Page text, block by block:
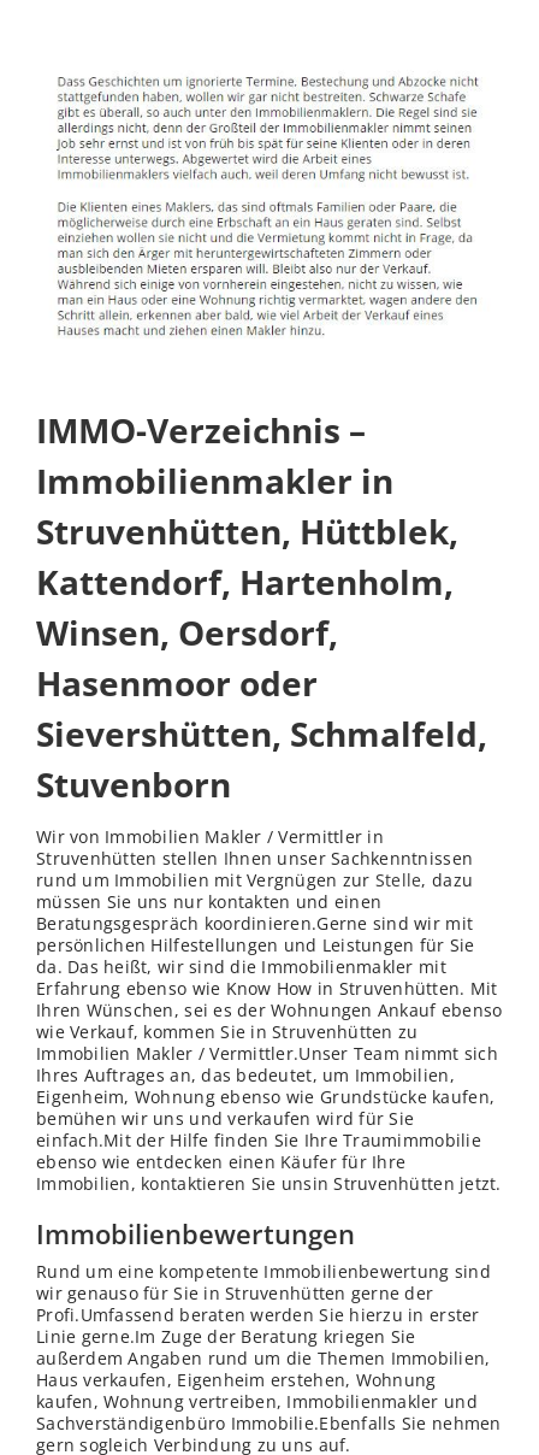
IMMO-Verzeichnis –
Immobilienmakler in
Struvenhütten, Hüttblek,
Kattendorf, Hartenholm,
Winsen, Oersdorf,
Hasenmoor oder
Sievershütten, Schmalfeld,
Stuvenborn
Wir von Immobilien Makler / Vermittler in
Struvenhütten stellen Ihnen unser Sachkenntnissen
rund um Immobilien mit Vergnügen zur Stelle, dazu
müssen Sie uns nur kontakten und einen
Beratungsgespräch koordinieren.Gerne sind wir mit
persönlichen Hilfestellungen und Leistungen für Sie
da. Das heißt, wir sind die Immobilienmakler mit
Erfahrung ebenso wie Know How in Struvenhütten. Mit
Ihren Wünschen, sei es der Wohnungen Ankauf ebenso
wie Verkauf, kommen Sie in Struvenhütten zu
Immobilien Makler / Vermittler.Unser Team nimmt sich
Ihres Auftrages an, das bedeutet, um Immobilien,
Eigenheim, Wohnung ebenso wie Grundstücke kaufen,
bemühen wir uns und verkaufen wird für Sie
einfach.Mit der Hilfe finden Sie Ihre Traumimmobilie
ebenso wie entdecken einen Käufer für Ihre
Immobilien, kontaktieren Sie unsin Struvenhütten jetzt.
Immobilienbewertungen
Rund um eine kompetente Immobilienbewertung sind
wir genauso für Sie in Struvenhütten gerne der
Profi.Umfassend beraten werden Sie hierzu in erster
Linie gerne.Im Zuge der Beratung kriegen Sie
außerdem Angaben rund um die Themen Immobilien,
Haus verkaufen, Eigenheim erstehen, Wohnung
kaufen, Wohnung vertreiben, Immobilienmakler und
Sachverständigenbüro Immobilie.Ebenfalls Sie nehmen
gern sogleich Verbindung zu uns auf.